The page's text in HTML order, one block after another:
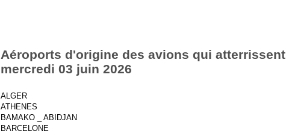
Aéroports d'origine des avions qui
mercredi 03 juin 2026
ALGER
ATHENES
BAMAKO _ ABIDJAN
BARCELONE